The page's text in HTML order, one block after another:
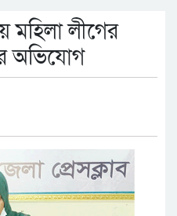
মহিলা লীগের
অভিযোগ